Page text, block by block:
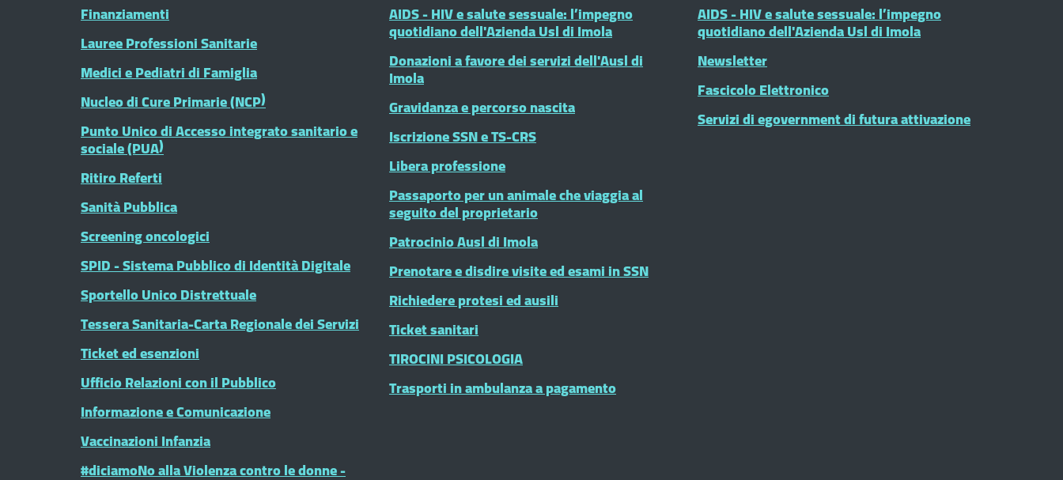
Finanziamenti
Lauree Professioni Sanitarie
Medici e Pediatri di Famiglia
Nucleo di Cure Primarie (NCP)
Punto Unico di Accesso integrato sanitario e
sociale (PUA)
Ritiro Referti
Sanità Pubblica
Screening oncologici
SPID - Sistema Pubblico di Identità Digitale
Sportello Unico Distrettuale
Tessera Sanitaria-Carta Regionale dei Servizi
Ticket ed esenzioni
Ufficio Relazioni con il Pubblico
Informazione e Comunicazione
Vaccinazioni Infanzia
#diciamoNo alla Violenza contro le donne -
AIDS - HIV e salute sessuale: l’impegno
quotidiano dell'Azienda Usl di Imola
Donazioni a favore dei servizi dell'Ausl di
Imola
Gravidanza e percorso nascita
Iscrizione SSN e TS-CRS
Libera professione
Passaporto per un animale che viaggia al
seguito del proprietario
Patrocinio Ausl di Imola
Prenotare e disdire visite ed esami in SSN
Richiedere protesi ed ausili
Ticket sanitari
TIROCINI PSICOLOGIA
Trasporti in ambulanza a pagamento
AIDS - HIV e salute sessuale: l’impegno
quotidiano dell'Azienda Usl di Imola
Newsletter
Fascicolo Elettronico
Servizi di egovernment di futura attivazione